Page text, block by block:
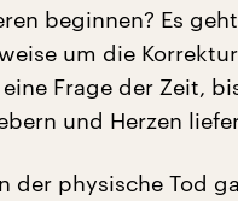
beginnen? Es
um die
Frage der Zeit,
und Herzen
der physische Tod